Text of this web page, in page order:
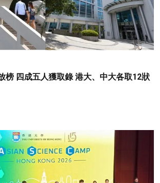
榜 四成五人獲取錄 港大、中大各取12狀